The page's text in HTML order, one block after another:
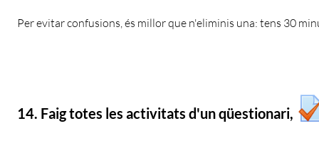
Per evitar confusions, és millor que n'eliminis una: tens 30
14. Faig totes les activitats d'un qüestionari,